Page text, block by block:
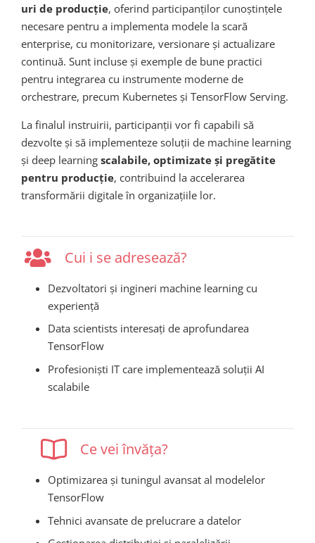
uri de producție, oferind participanților cunoștințele
necesare pentru a implementa modele la scară
enterprise, cu monitorizare, versionare și actualizare
continuă. Sunt incluse și exemple de bune practici
pentru integrarea cu instrumente moderne de
orchestrare, precum Kubernetes și TensorFlow Serving.
La finalul instruirii, participanții vor fi capabili să
dezvolte și să implementeze soluții de machine learning
și deep learning scalabile, optimizate și pregătite
pentru producție, contribuind la accelerarea
transformării digitale în organizațiile lor.
Cui i se adresează?
Dezvoltatori și ingineri machine learning cu
experiență
Data scientists interesați de aprofundarea
TensorFlow
Profesioniști IT care implementează soluții AI
scalabile
Ce vei învăța?
Optimizarea și tuningul avansat al modelelor
TensorFlow
Tehnici avansate de prelucrare a datelor